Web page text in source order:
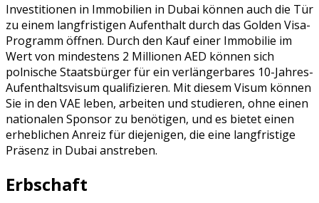
Investitionen in Immobilien in Dubai können auch die Tür
zu einem langfristigen Aufenthalt durch das Golden Visa-
Programm öffnen. Durch den Kauf einer Immobilie im
Wert von mindestens 2 Millionen AED können sich
polnische Staatsbürger für ein verlängerbares 10-Jahres-
Aufenthaltsvisum qualifizieren. Mit diesem Visum können
Sie in den VAE leben, arbeiten und studieren, ohne einen
nationalen Sponsor zu benötigen, und es bietet einen
erheblichen Anreiz für diejenigen, die eine langfristige
Präsenz in Dubai anstreben.
Erbschaft